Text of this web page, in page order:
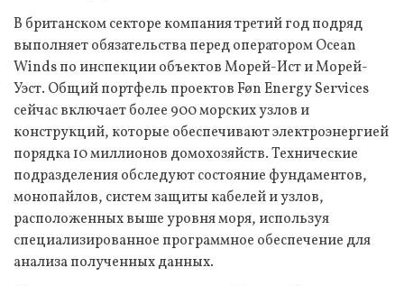
В британском секторе компания третий год подряд
выполняет обязательства перед оператором Ocean
Winds по инспекции объектов Морей-Ист и Морей-
Уэст. Общий портфель проектов Føn Energy Services
сейчас включает более 900 морских узлов и
конструкций, которые обеспечивают электроэнергией
порядка 10 миллионов домохозяйств. Технические
подразделения обследуют состояние фундаментов,
монопайлов, систем защиты кабелей и узлов,
расположенных выше уровня моря, используя
специализированное программное обеспечение для
анализа полученных данных.